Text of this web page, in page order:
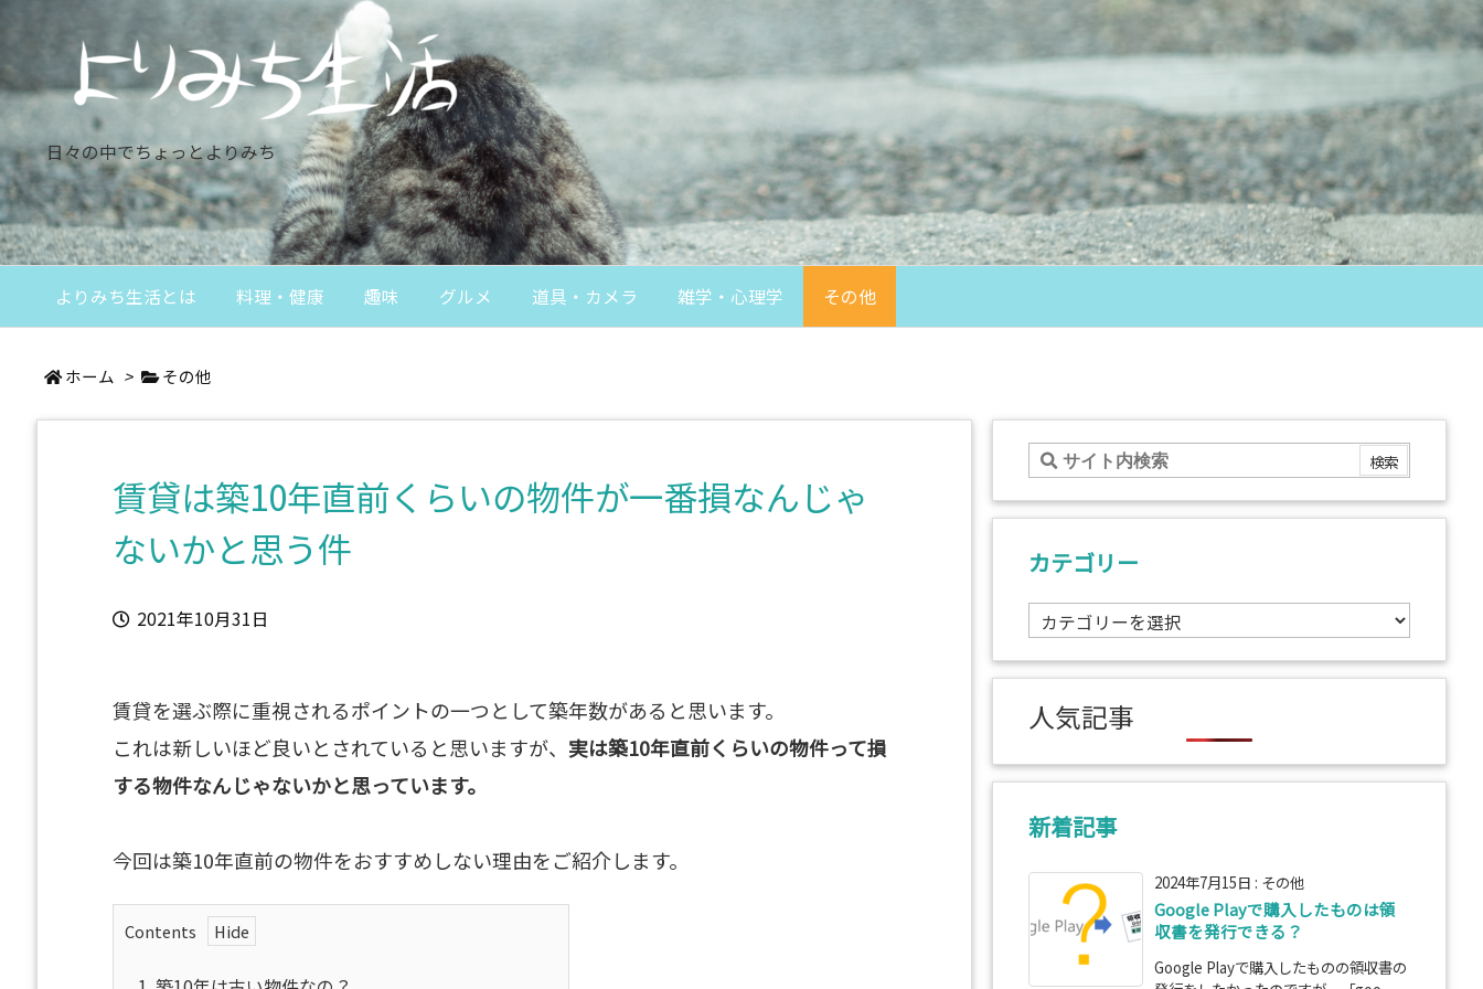
日々の中でちょっとよりみち
よりみち生活とは 料理・健康 趣味 グルメ 道具・カメラ 雑学・心理学 その他
ホーム > その他
賃貸は築10年直前くらいの物件が一番損なんじゃ
ないかと思う件
2021年10月31日
賃貸を選ぶ際に重視されるポイントの一つとして築年数があると思います。
これは新しいほど良いとされていると思いますが、 実は築10年直前くらいの物件って損
する物件なんじゃないかと思っています。
今回は築10年直前の物件をおすすめしない理由をご紹介します。
Contents
カテゴリー
カ
テ
ゴ
ー
人気記事
新着記事
2024年7月15日 : その他
Google Playで購入したものは領
収書を発行できる？
Google Playで購入したものの領収書の